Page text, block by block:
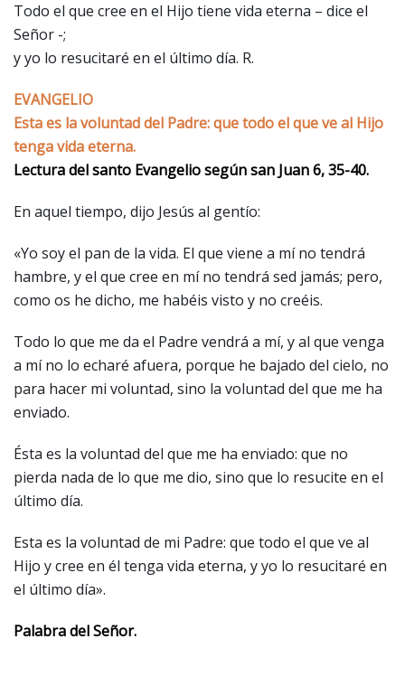
Todo el que cree en el Hijo tiene vida eterna – dice el
Señor -;
y yo lo resucitaré en el último día. R.
EVANGELIO
Esta es la voluntad del Padre: que todo el que ve al Hijo
tenga vida eterna.
Lectura del santo Evangelio según san Juan 6, 35-40.
En aquel tiempo, dijo Jesús al gentío:
«Yo soy el pan de la vida. El que viene a mí no tendrá
hambre, y el que cree en mí no tendrá sed jamás; pero,
como os he dicho, me habéis visto y no creéis.
Todo lo que me da el Padre vendrá a mí, y al que venga
a mí no lo echaré afuera, porque he bajado del cielo, no
para hacer mi voluntad, sino la voluntad del que me ha
enviado.
Ésta es la voluntad del que me ha enviado: que no
pierda nada de lo que me dio, sino que lo resucite en el
último día.
Esta es la voluntad de mi Padre: que todo el que ve al
Hijo y cree en él tenga vida eterna, y yo lo resucitaré en
el último día».
Palabra del Señor.